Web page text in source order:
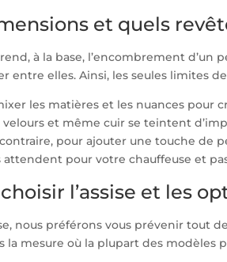
et quels
à la base, l’encombrement d’un
entre elles. Ainsi, les seules limites
les matières et les nuances pour
velours et même cuir se teintent
pour ajouter une touche de
attendent pour votre chauffeuse et
l’assise et les
nous préférons vous prévenir tout
la mesure où la plupart des modèles